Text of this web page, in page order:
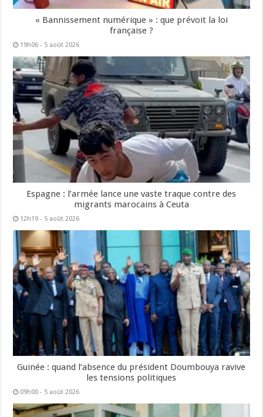
« Bannissement numérique » : que prévoit la loi
française ?
19h06 - 5 août 2026
Espagne : l’armée lance une vaste traque contre des
migrants marocains à Ceuta
12h19 - 5 août 2026
Guinée : quand l’absence du président Doumbouya ravive
les tensions politiques
09h00 - 5 août 2026